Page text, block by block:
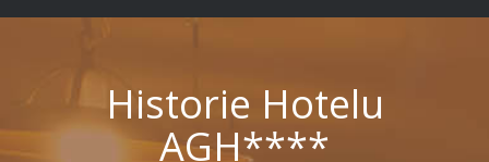
Historie Hotelu
AGH****